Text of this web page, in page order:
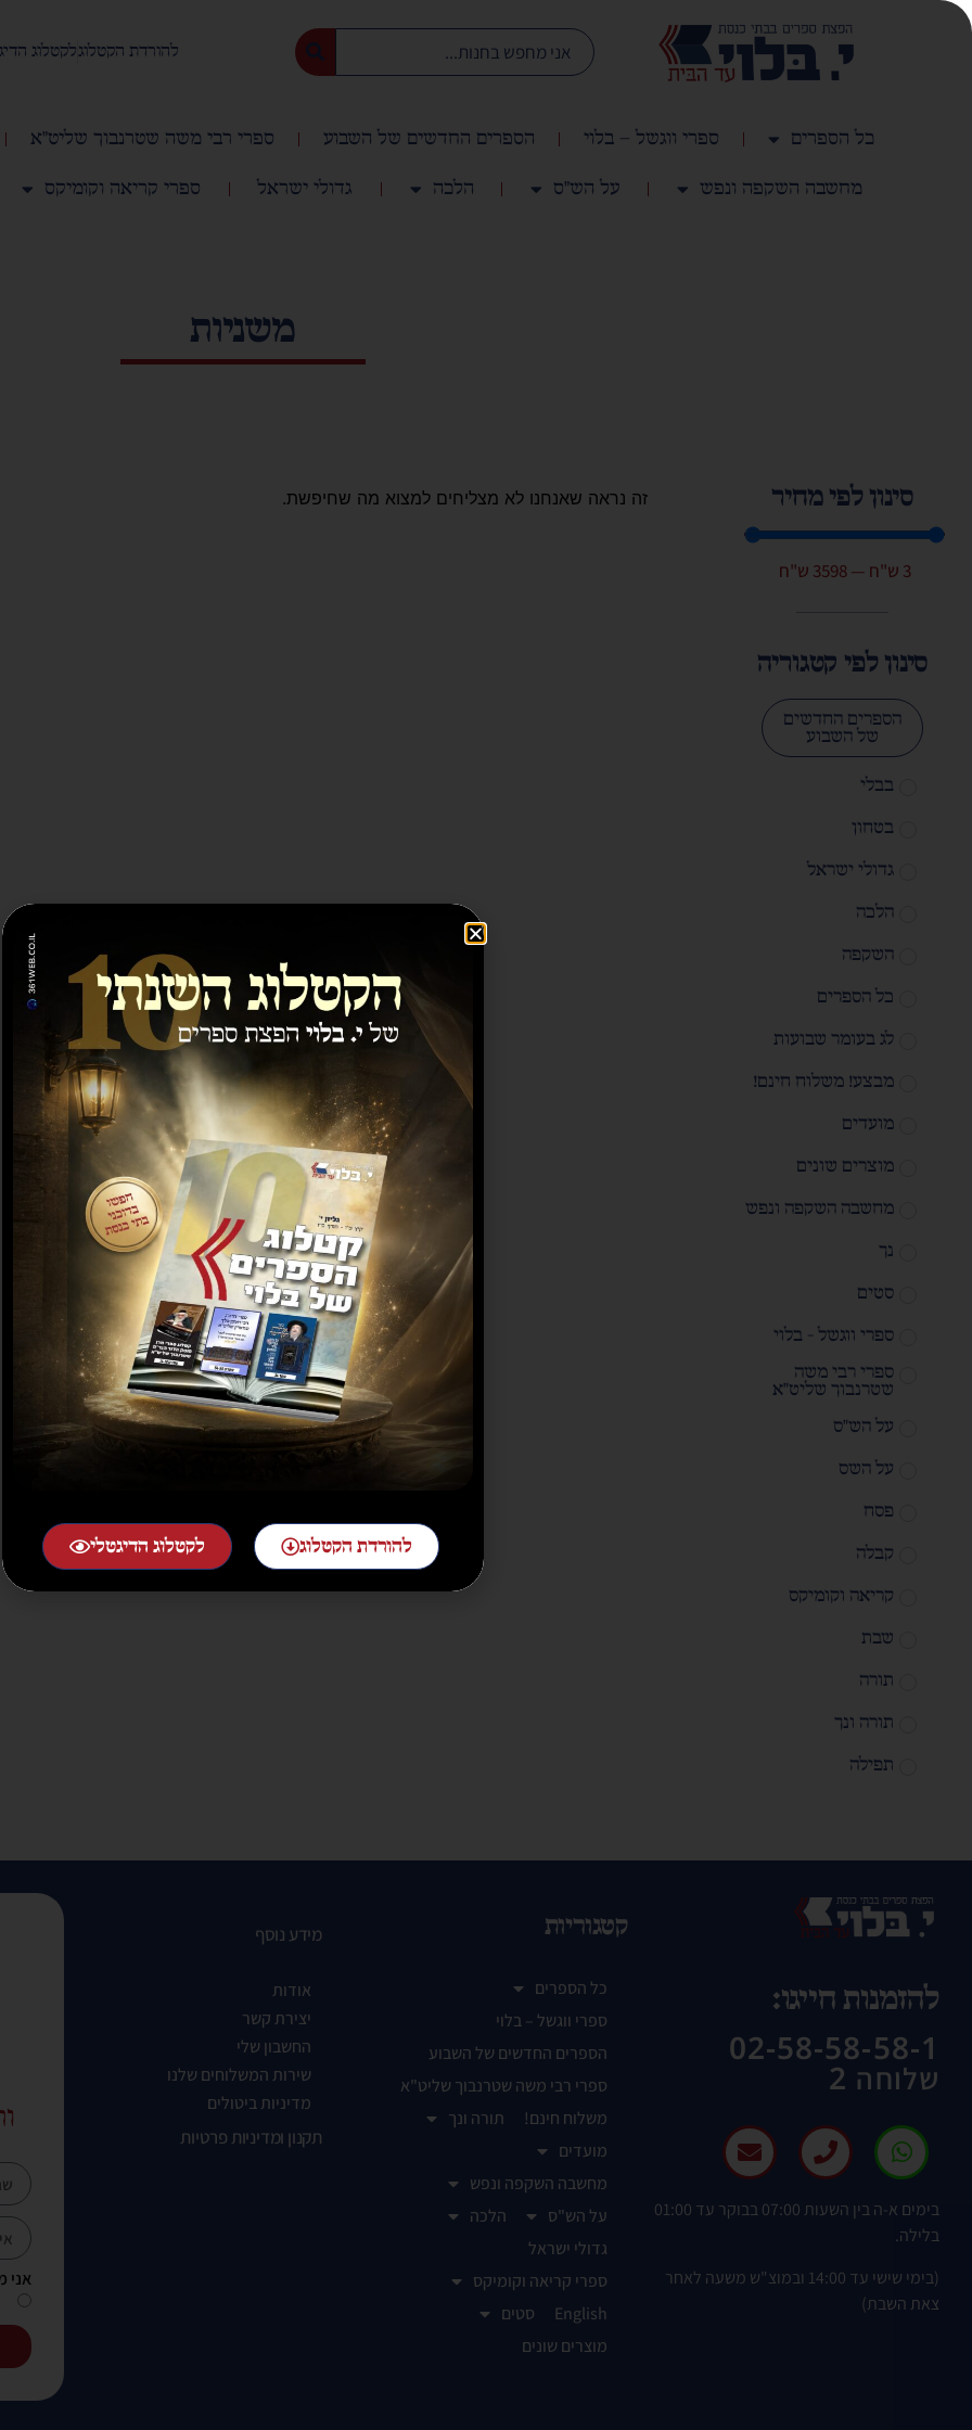
להורדת הקטלוג לקטלוג
כל הספרים ספרי ווגשל – בלוי הספרים החדשים של השבוע ספרי רבי משה שטרנבוך שליט"א
מחשבה השקפה ונפש על הש"ס הלכה גדולי ישראל ספרי קריאה וקומיקס
משניות
סינון לפי מחיר
3 ש"ח —
3598 ש"ח
סינון לפי קטגוריה
הספרים החדשים
של השבוע
בבלי
בטחון
גדולי ישראל
הלכה
השקפה
כל הספרים
לג בעומר שבועות
מבצע! משלוח חינם!
מועדים
מוצרים שונים
מחשבה השקפה ונפש
נך
סטים
ספרי ווגשל - בלוי
ספרי רבי משה
שטרנבוך שליט"א
על הש"ס
על השס
פסח
קבלה
קריאה וקומיקס
שבת
תורה
תורה ונך
תפילה
זה נראה שאנחנו לא מצליחים למצוא מה שחיפשת.
להזמנות חייגו:
02-58-58-58-1
שלוחה 2
בימים א-ה בין השעות 07:00 בבוקר עד 01:00
בלילה.
(בימי שישי עד 14:00 ובמוצ"ש משעה לאחר
צאת השבת)
קטגוריות
כל הספרים
ספרי ווגשל – בלוי
הספרים החדשים של השבוע
ספרי רבי משה שטרנבוך שליט"א
משלוח חינם!
תורה ונך
מועדים
מחשבה השקפה ונפש
על הש"ס
הלכה
גדולי ישראל
ספרי קריאה וקומיקס
English
סטים
מוצרים שונים
מידע נוסף
אודות
יצירת קשר
החשבון שלי
שירות המשלוחים שלנו
מדיניות ביטולים
תקנון ומדיניות פרטיות
אני
להורדת הקטלוג לקטלוג הדיגטלי